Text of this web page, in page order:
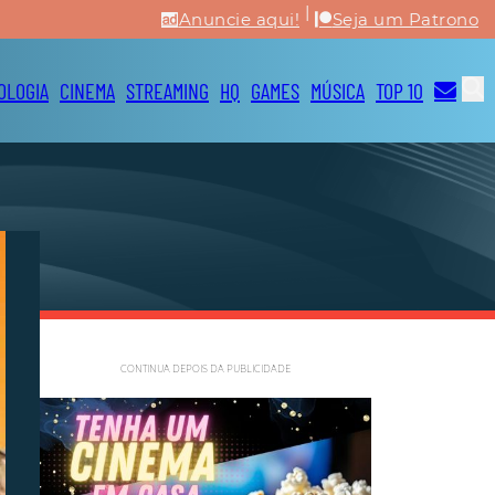
Anuncie aqui! | Seja um Patrono
CINEMA STREAMING HQ GAMES MÚSICA TOP 10
CONTINUA DEPOIS DA PUBLICIDADE